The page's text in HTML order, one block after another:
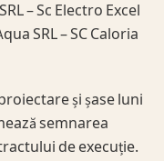
– Sc Electro Excel
SRL – SC Caloria
și șase luni
semnarea
de execuție.